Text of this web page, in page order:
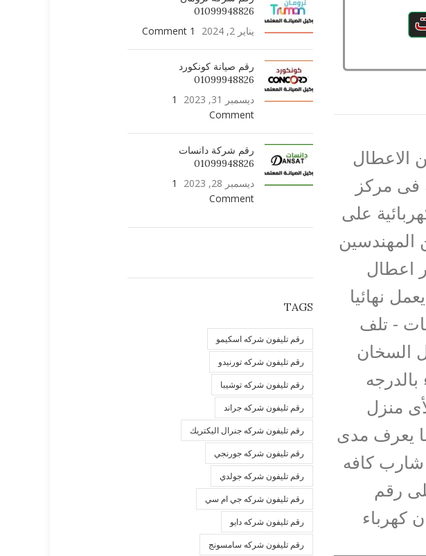
الاعطال
فى مركز
على
اعطال
نهائيا
- تلف
السخان
منزل
يعرف مدى
شارب كافه
رقم
01099948826
يناير 2, 2024 1 Comment
رقم صيانة كونكورد
01099948826
ديسمبر 31, 2023
1
Comment
رقم شركة دانسات
01099948826
ديسمبر 28, 2023
1
Comment
TAGS
رقم تليفون شركه اسكيمو
رقم تليفون شركه تورنيدو
رقم تليفون شركه توشيبا
رقم تليفون شركه جراند
رقم تليفون شركه جنرال اليكتريك
رقم تليفون شركه جورنجي
رقم تليفون شركه جولدي
رقم تليفون شركه جي ام سي
رقم تليفون شركه دايو
رقم تليفون شركه سامسونج